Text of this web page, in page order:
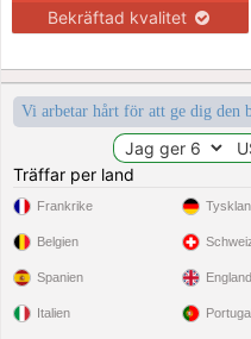
Bekräftad kvalitet
Vi arbetar hårt för att ge dig den
Träffar per land
Frankrike
Belgien
Spanien
Italien
England